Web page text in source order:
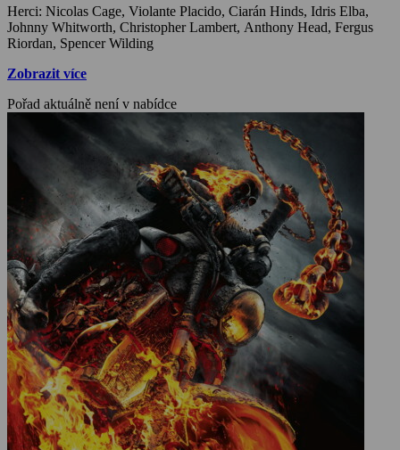
Herci: Nicolas Cage, Violante Placido, Ciarán Hinds, Idris Elba,
Johnny Whitworth, Christopher Lambert, Anthony Head, Fergus
Riordan, Spencer Wilding
Zobrazit více
Pořad aktuálně není v nabídce